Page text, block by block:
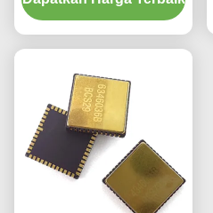
Aerospace dan